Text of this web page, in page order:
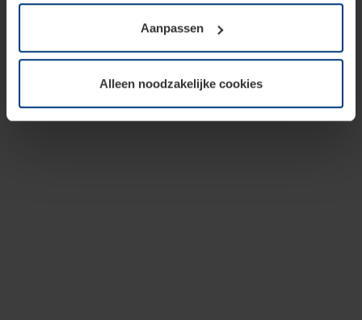
onze pagina's absoluut noodzakelijk is. Voor alle andere
soorten cookies is uw toestemming vereist. Uw
toestemming kunt u op elk moment bij de uitleg van de
wijzigen of herroepen.
Aanpassen
Alleen noodzakelijke cookies